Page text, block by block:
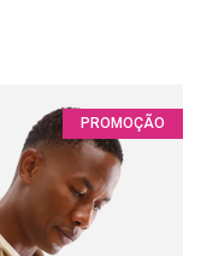
PROMOÇÃO